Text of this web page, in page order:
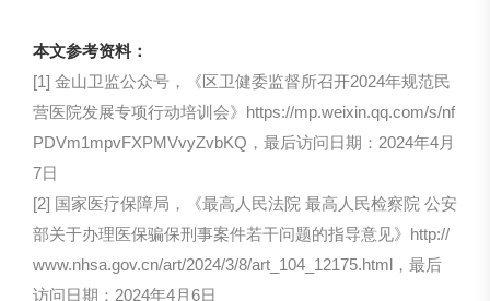
本文参考资料：
[1] 金山卫监公众号，《区卫健委监督所召开2024年规范民
营医院发展专项行动培训会》https://mp.weixin.qq.com/s/nf
PDVm1mpvFXPMVvyZvbKQ，最后访问日期：2024年4月
7日
[2] 国家医疗保障局，《最高人民法院 最高人民检察院 公安
部关于办理医保骗保刑事案件若干问题的指导意见》http://
www.nhsa.gov.cn/art/2024/3/8/art_104_12175.html，最后
访问日期：2024年4月6日